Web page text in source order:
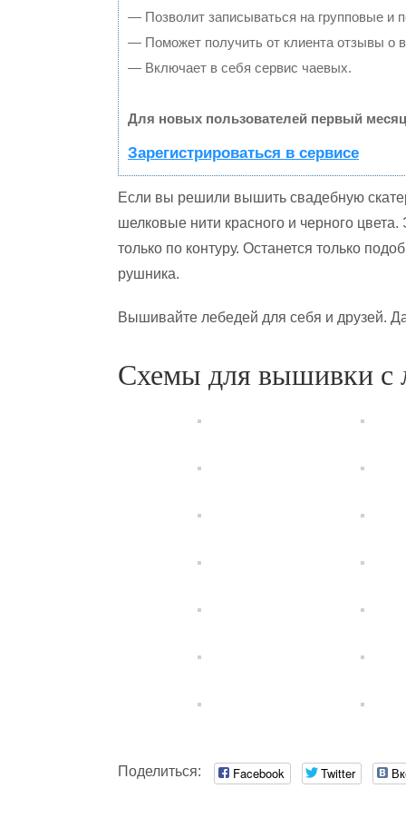
— Позволит записываться на групповые и
— Поможет получить от клиента отзывы о
— Включает в себя сервис чаевых.
Для новых пользователей первый
Зарегистрироваться в сервисе
Если вы решили вышить свадебную
шелковые нити красного и черного
только по контуру. Останется только
рушника.
Вышивайте лебедей для себя и друзей.
Схемы для вышивки с
Поделиться: Facebook Twitter